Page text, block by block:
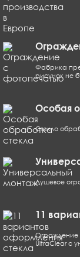
Фабрика
рисунок не
Особая
Стекло
Душевое
11
Ограждение
UltraClear с